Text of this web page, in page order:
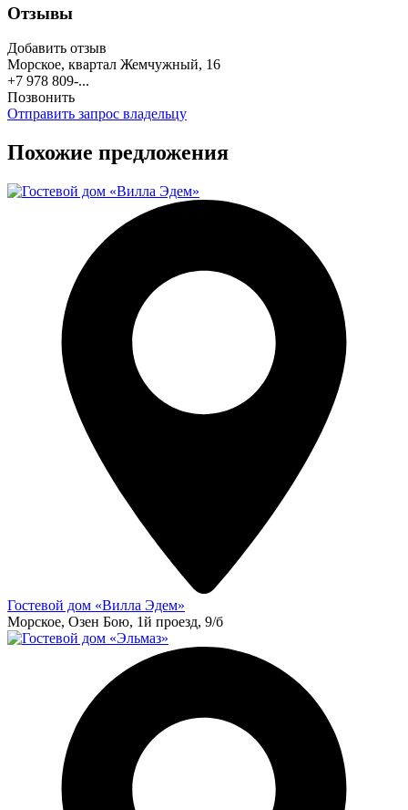
Отзывы
Добавить отзыв
Морское, квартал Жемчужный, 16
+7 978 809-...
Позвонить
Отправить запрос владельцу
Похожие предложения
Гостевой дом «Вилла Эдем»
Морское, Озен Бою, 1й проезд, 9/б